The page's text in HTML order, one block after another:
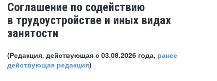
Соглашение по содействию
в трудоустройстве и иных видах
занятости
(Редакция, действующая с 03.08.2026 года, ранее
действующая редакция)